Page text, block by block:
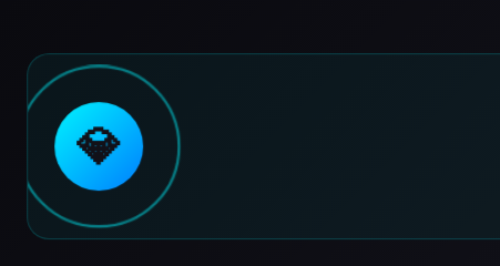
💎